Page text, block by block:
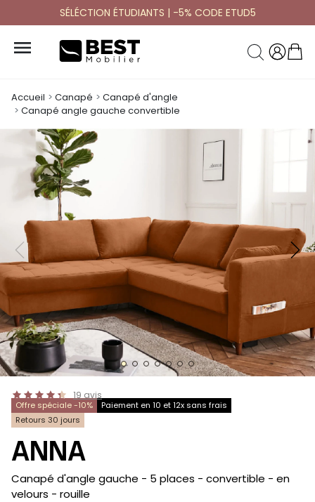
SÉLÉCTION ÉTUDIANTS | -5% CODE ETUD5

Accueil Canapé
Canapé d'angle
Canapé angle gauche convertible
19 avis
Offre spéciale -10%
Paiement en 10 et 12x sans frais
Retours 30 jours
ANNA
-
Canapé d'angle gauche - 5 places - convertible - en
velours - rouille